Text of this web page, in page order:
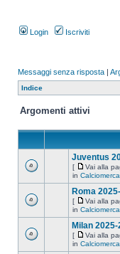
Login Iscriviti
Messaggi senza risposta |
Indice
Argomenti attivi
Juventus
[ Vai alla
in
Roma
[ Vai alla
in
Milan
[ Vai alla
in